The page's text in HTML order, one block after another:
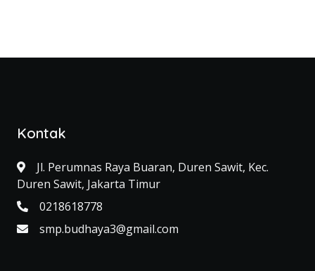
Kontak
Jl. Perumnas Raya Buaran, Duren Sawit, Kec.
Duren Sawit, Jakarta Timur
0218618778
smp.budhaya3@gmail.com